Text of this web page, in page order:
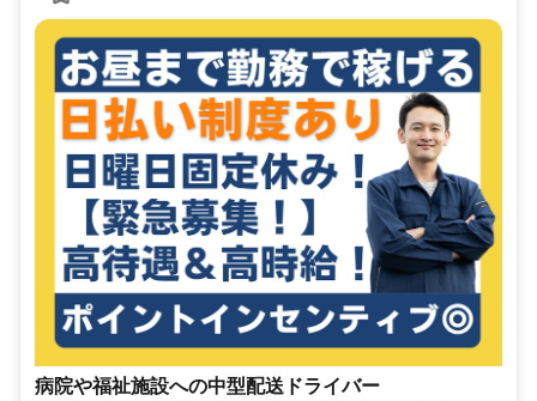
病院や福祉施設への中型配送ドライバー